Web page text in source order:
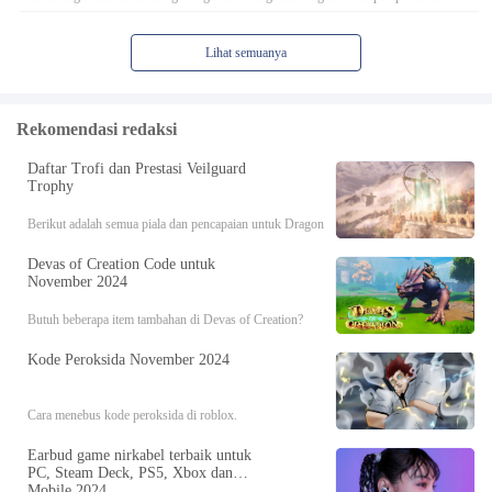
Lihat semuanya
Rekomendasi redaksi
Daftar Trofi dan Prestasi Veilguard
Trophy
Berikut adalah semua piala dan pencapaian untuk Dragon
mereka.
Devas of Creation Code untuk
November 2024
Butuh beberapa item tambahan di Devas of Creation?
Kode Peroksida November 2024
Cara menebus kode peroksida di roblox.
Earbud game nirkabel terbaik untuk
PC, Steam Deck, PS5, Xbox dan